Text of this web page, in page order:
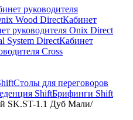
руководителя
Wood DirectКабинет
руководителя Onix Direct
System DirectКабинет
Cross
Столы для переговоров
ShiftБрифинги Shift
SK.ST-1.1 Дуб Мали/